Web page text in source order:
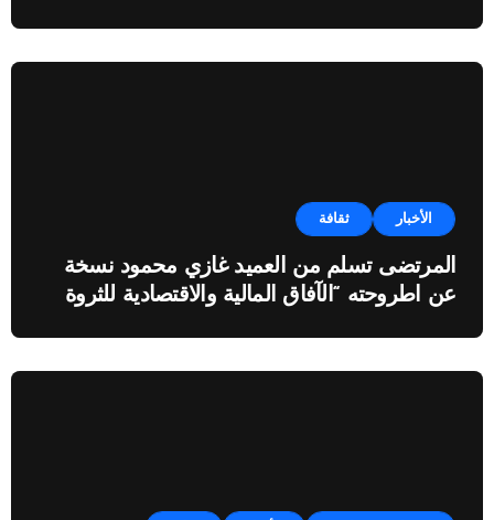
الأخبار ثقافة
المرتضى تسلم من العميد غازي محمود نسخة
عن اطروحته “الآفاق المالية والاقتصادية للثروة